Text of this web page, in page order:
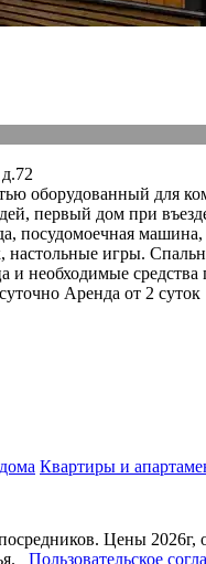
оборудованный для
первый дом при
посудомоечная
игры.
и необходимые средства
Аренда от 2 суток
Квартиры и
Цены
Пользовательское